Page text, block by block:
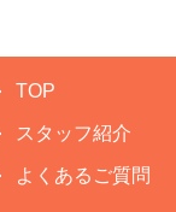
TOP
スタッフ紹介
よくあるご質問